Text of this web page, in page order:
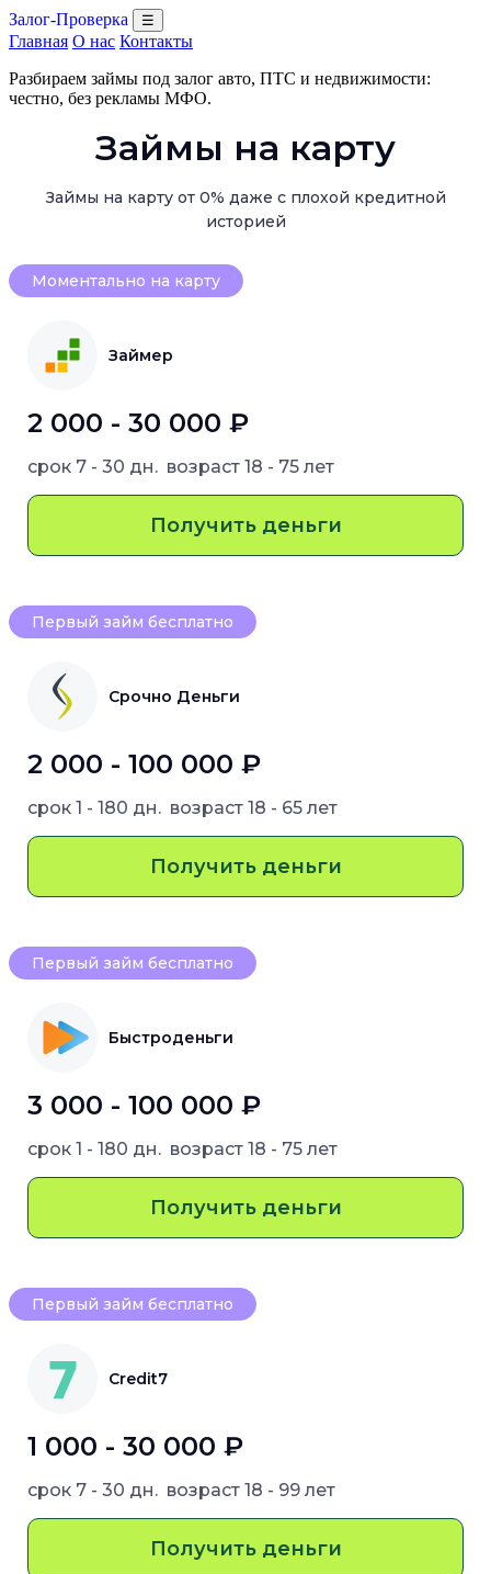
Залог-Проверка ☰
Главная О нас Контакты
Разбираем займы под залог авто, ПТС и недвижимости:
честно, без рекламы МФО.
Займы на карту
Займы на карту от 0% даже с плохой кредитной
историей
Моментально на карту
Займер
2 000 - 30 000 ₽
срок 7 - 30 дн. возраст 18 - 75 лет
Получить деньги
Первый займ бесплатно
Срочно Деньги
2 000 - 100 000 ₽
срок 1 - 180 дн. возраст 18 - 65 лет
Получить деньги
Первый займ бесплатно
Быстроденьги
3 000 - 100 000 ₽
срок 1 - 180 дн. возраст 18 - 75 лет
Получить деньги
Первый займ бесплатно
Credit7
1 000 - 30 000 ₽
срок 7 - 30 дн. возраст 18 - 99 лет
Получить деньги